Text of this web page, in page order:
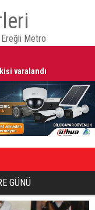
Ereğli Metro
GÜNÜ